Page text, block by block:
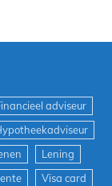
adviseur
Lening
Visa card